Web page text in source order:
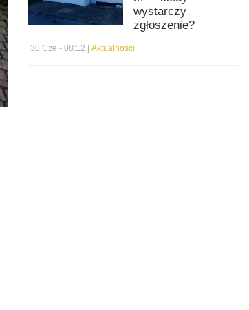
wystarczy
zgłoszenie?
30 Cze - 08:12 | Aktualności